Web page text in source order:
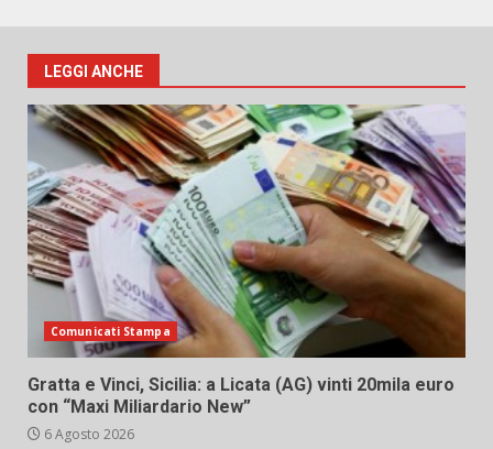
LEGGI ANCHE
Comunicati Stampa
Gratta e Vinci, Sicilia: a Licata (AG) vinti 20mila euro
con “Maxi Miliardario New”
6 Agosto 2026